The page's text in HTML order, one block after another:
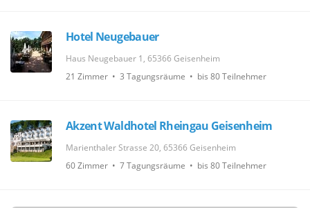
Hotel Neugebauer
Haus Neugebauer 1, 65366 Geisenheim
21 Zimmer • 3 Tagungsräume • bis 80 Teilnehmer
Akzent Waldhotel Rheingau Geisenheim
Marienthaler Strasse 20, 65366 Geisenheim
60 Zimmer • 7 Tagungsräume • bis 80 Teilnehmer